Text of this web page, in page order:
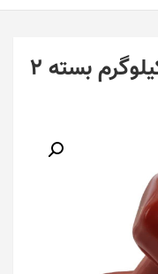
دمبل مدل رکورد وزن 5 کیلوگرم بسته 2